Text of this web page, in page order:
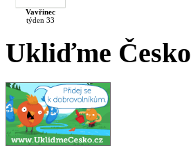
Vavřinec
týden 33
Ukliďme Česko